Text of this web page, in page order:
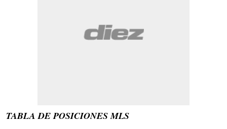
TABLA DE POSICIONES MLS